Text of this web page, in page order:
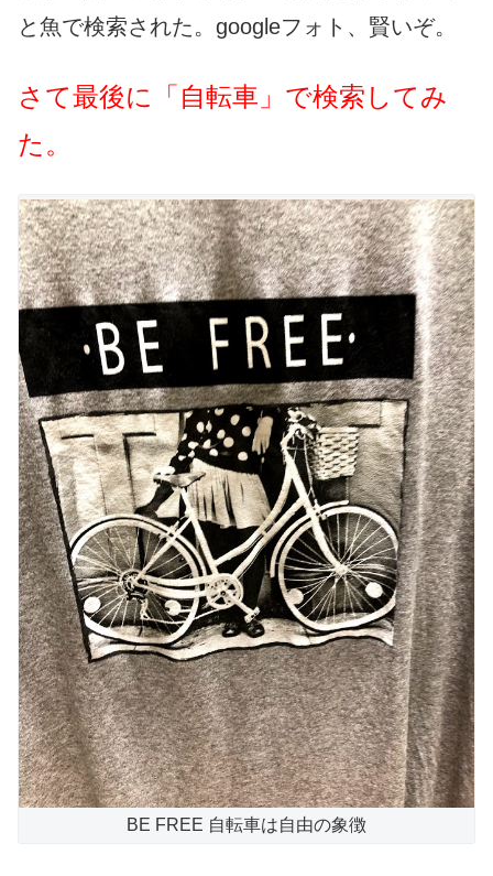
と魚で検索された。googleフォト、賢いぞ。
さて最後に「自転車」で検索してみ
た。
BE FREE 自転車は自由の象徴